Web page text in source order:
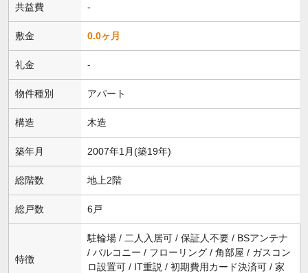
共益費 -
敷金 0.0ヶ月
礼金 -
物件種別 アパート
構造 木造
築年月 2007年1月(築19年)
総階数 地上2階
総戸数 6戸
特徴
駐輪場 / 二人入居可 / 保証人不要 / BSアンテナ
/ バルコニー / フローリング / 角部屋 / ガスコン
ロ設置可 / IT重説 / 初期費用カード決済可 / 家